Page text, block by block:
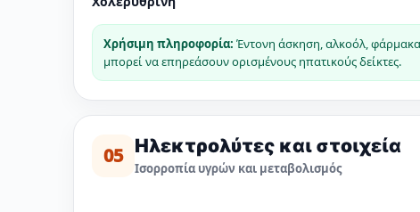
Χρήσιμη πληροφορία: Έντονη άσκηση, αλκοόλ,
μπορεί να επηρεάσουν ορισμένους ηπατικούς δείκτες.
05 Ηλεκτρολύτες και στοιχεία
Ισορροπία υγρών και μεταβολισμός